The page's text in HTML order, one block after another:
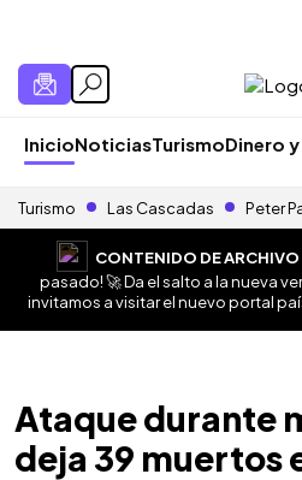
InicioNoticiasTurismoDinero
Turismo Las Cascadas Peter
CONTENIDO DE
pasado! 🚀 Da el salto a la nueva
invitamos a visitar el nuevo portal
Ataque durante
deja 39 muertos